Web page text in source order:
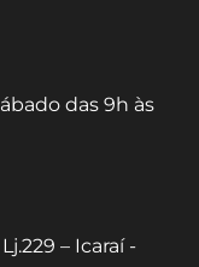
das 9h às
– Icaraí -